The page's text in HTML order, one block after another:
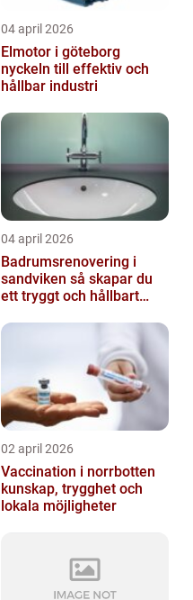
04 april 2026
Elmotor i göteborg
nyckeln till effektiv och
hållbar industri
04 april 2026
Badrumsrenovering i
sandviken så skapar du
ett tryggt och hållbart
02 april 2026
Vaccination i norrbotten
kunskap, trygghet och
lokala möjligheter